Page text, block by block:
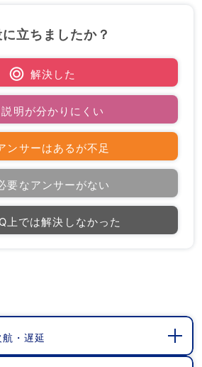
立ちましたか？
解決した
説明が分かりにくい
ンサーはあるが不足
要なアンサーがない
上では解決しなかった
・遅延